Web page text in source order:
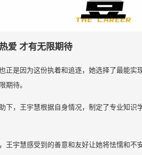
爱 才有无限期待
正是因为这份执着和追逐，她选择了最能
期待。
下，王宇慧根据自身情况，制定了专业知识
王宇慧感受到的善意和友好让她将怯懦和不